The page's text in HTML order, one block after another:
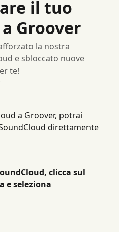
il tuo
Groover
la nostra
e sbloccato nuove
te!
a Groover, potrai
direttamente
clicca sul
e seleziona